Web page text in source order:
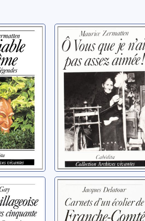
l'âme:
O vous que je n'ai
pas assez aimée!
Zermatten, Maurice
dans
Carnets d'un
écolier de
Franche-Comté: